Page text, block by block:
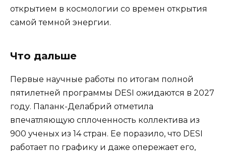
открытием в космологии со времен открытия
самой темной энергии.
Что дальше
Первые научные работы по итогам полной
пятилетней программы DESI ожидаются в 2027
году. Паланк-Делабрий отметила
впечатляющую сплоченность коллектива из
900 ученых из 14 стран. Ее поразило, что DESI
работает по графику и даже опережает его,